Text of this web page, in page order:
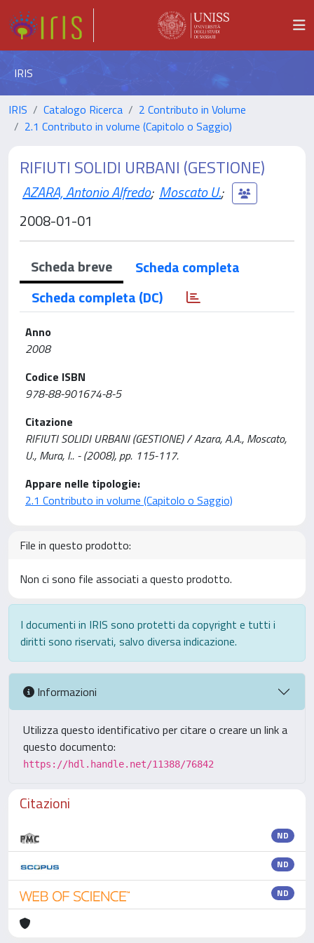
IRIS
IRIS Catalogo Ricerca
2 Contributo in Volume
2.1 Contributo in volume (Capitolo o Saggio)
RIFIUTI SOLIDI URBANI (GESTIONE)
AZARA, Antonio Alfredo; Moscato U.;
2008-01-01
Scheda breve
Scheda completa
Scheda completa (DC)
Anno
2008
Codice ISBN
978-88-901674-8-5
Citazione
RIFIUTI SOLIDI URBANI (GESTIONE) / Azara, A.A., Moscato,
U., Mura, I.. - (2008), pp. 115-117.
Appare nelle tipologie:
2.1 Contributo in volume (Capitolo o Saggio)
File in questo prodotto:
Non ci sono file associati a questo prodotto.
I documenti in IRIS sono protetti da copyright e tutti i
diritti sono riservati, salvo diversa indicazione.
Informazioni
Utilizza questo identificativo per citare o creare un link a
questo documento:
https://hdl.handle.net/11388/76842
Citazioni
ND
ND
ND